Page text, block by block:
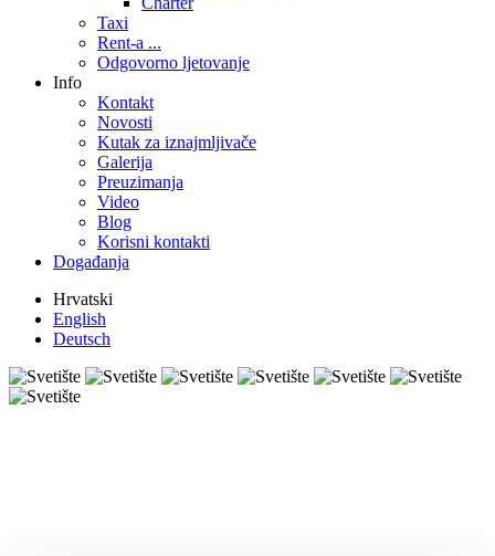
Taxi
Rent-a ...
Odgovorno ljetovanje
Info
Kontakt
Novosti
Kutak za iznajmljivače
Galerija
Preuzimanja
Video
Blog
Korisni kontakti
Događanja
Hrvatski
English
Deutsch